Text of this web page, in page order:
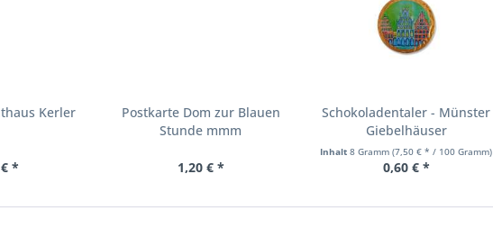
Kerler
*
Postkarte Dom zur Blauen
Stunde mmm
1,20 € *
Schokoladentaler - Münster
Giebelhäuser
Inhalt8 Gramm(7,50 € * / 100 Gramm)
0,60 € *